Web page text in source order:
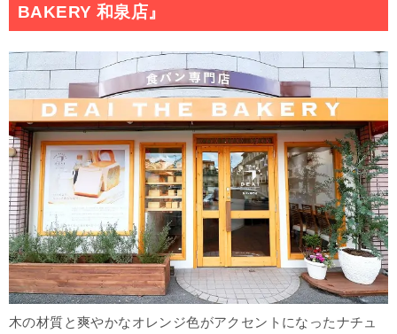
BAKERY 和泉店』
木の材質と爽やかなオレンジ色がアクセントになったナチュ